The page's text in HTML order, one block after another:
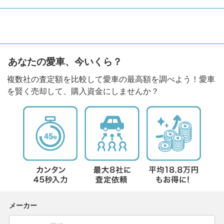
あなたの愛車、今いくら？
複数社の査定額を比較して愛車の最高額を調べよう！愛車
を賢く売却して、購入資金にしませんか？
メーカー